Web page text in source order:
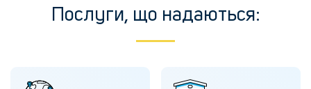
Послуги, що надаються: